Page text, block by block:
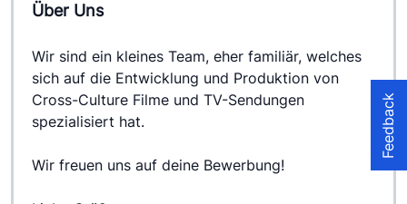
Über Uns
Wir sind ein kleines Team, eher familiär, welches
sich auf die Entwicklung und Produktion von
Cross-Culture Filme und TV-Sendungen
spezialisiert hat.
Wir freuen uns auf deine Bewerbung!
Feedback